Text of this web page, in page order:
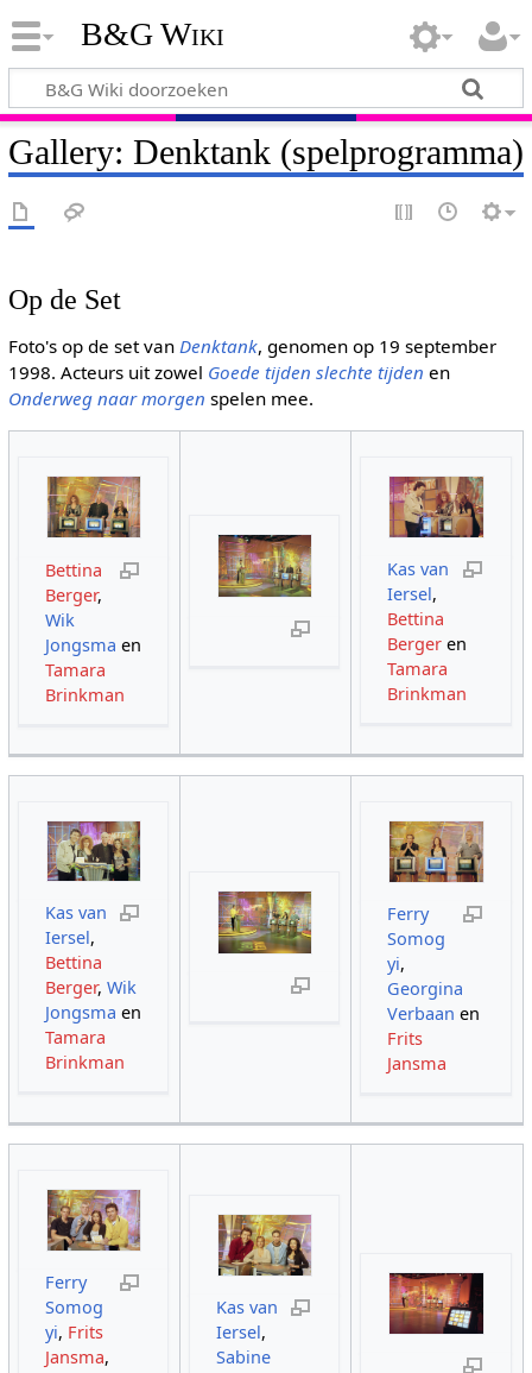
B&G Wiki
Gallery: Denktank (spelprogramma)
Op de Set
Foto's op de set van Denktank, genomen op 19 september
1998. Acteurs uit zowel Goede tijden slechte tijden en
Onderweg naar morgen spelen mee.
Bettina
Berger,
Wik
Jongsma en
Tamara
Brinkman
Kas van
Iersel,
Bettina
Berger en
Tamara
Brinkman
Kas van
Iersel,
Bettina
Berger,Wik
Jongsma en
Tamara
Brinkman
Ferry
Somog
yi,
Georgina
Verbaan en
Frits
Jansma
Ferry
Somog
yi, Frits
Jansma,
Kas van
Iersel,
Sabine